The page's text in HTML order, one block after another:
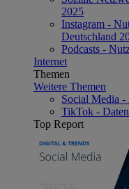
2025
Instagram -
Deutschland
Podcasts -
Internet
Themen
Weitere Themen
Social Media -
TikTok -
Top Report